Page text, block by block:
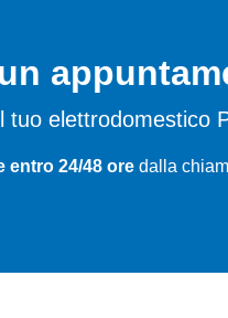
elettrodomestico
entro 24/48 oredalla